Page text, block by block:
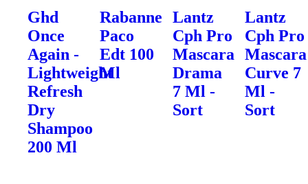
Ghd
Once
Again -
Lightweight
Refresh
Dry
Shampoo
200 Ml
Rabanne
Paco
Edt 100
Ml
Lantz
Cph Pro
Mascara
Drama
7 Ml -
Sort
Lantz
Cph Pro
Mascara
Curve 7
Ml -
Sort